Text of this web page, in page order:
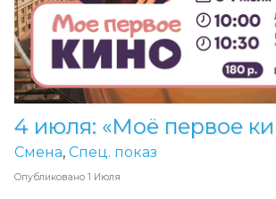
Опубликовано 1 Июля
Смена, Спец. показ